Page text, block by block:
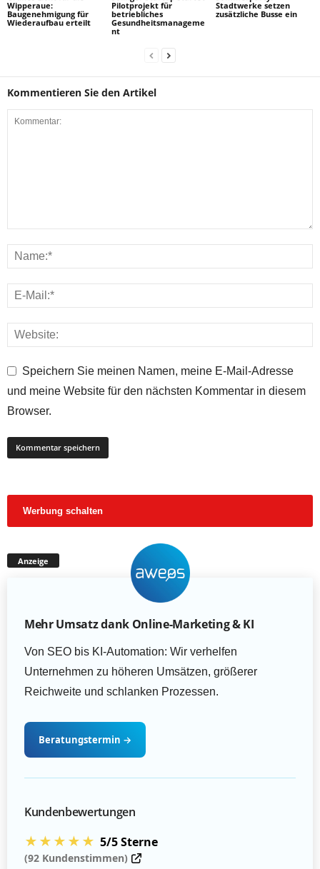
Wipperaue:
Baugenehmigung für
Wiederaufbau erteilt
Pilotprojekt für
betriebliches
Gesundheitsmanageme
nt
Stadtwerke setzen
zusätzliche Busse ein
Kommentieren Sie den Artikel
Speichern Sie meinen Namen, meine E-Mail-Adresse
und meine Website für den nächsten Kommentar in diesem
Browser.
Werbung schalten
Anzeige
Mehr Umsatz dank Online-Marketing & KI
Von SEO bis KI-Automation: Wir verhelfen
Unternehmen zu höheren Umsätzen, größerer
Reichweite und schlanken Prozessen.
Beratungstermin →
Kundenbewertungen
★★★★★ 5/5 Sterne
(92 Kundenstimmen)